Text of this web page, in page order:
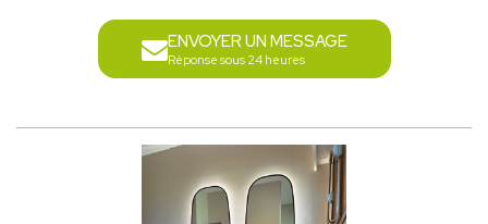
ENVOYER UN MESSAGE
Réponse sous 24 heures